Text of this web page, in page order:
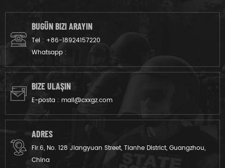
günler için vardır.
olarak kullanılır Bu sağlam
pürüzsüz bir siluetle
BUGÜN BIZI ARAYIN
Tel : +86-18924157220
Whatsapp :
BIZE ULAŞIN
E-posta : mail@cxxgz.com
ADRES
Flr.6, No. 128 Jiangyuan Street, Tianhe District, Guangzhou,
China